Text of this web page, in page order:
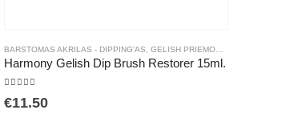
MANIKIŪRAS,PAPILD. PRIEMONĖS
BARSTOMAS AKRILAS - DIPPING'AS GELISH PRIEMONĖS
Harmony Gelish Dip Brush Restorer 15ml.
€11.50